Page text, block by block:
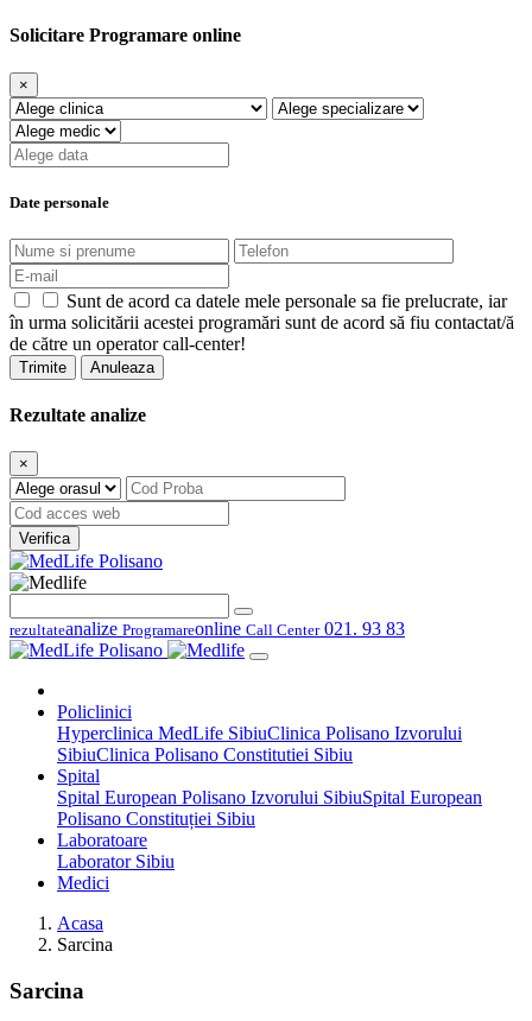
Solicitare Programare online
×
Date personale
Sunt de acord ca datele mele personale sa fie prelucrate, iar
în urma solicitării acestei programări sunt de acord să fiu contactat/ă
de către un operator call-center!
Trimite Anuleaza
Rezultate analize
×
Verifica
rezultateanalize Programareonline Call Center021. 93 83
Policlinici
Hyperclinica MedLife SibiuClinica Polisano Izvorului
SibiuClinica Polisano Constitutiei Sibiu
Spital
Spital European Polisano Izvorului SibiuSpital European
Polisano Constituției Sibiu
Laboratoare
Laborator Sibiu
Medici
Acasa
Sarcina
Sarcina